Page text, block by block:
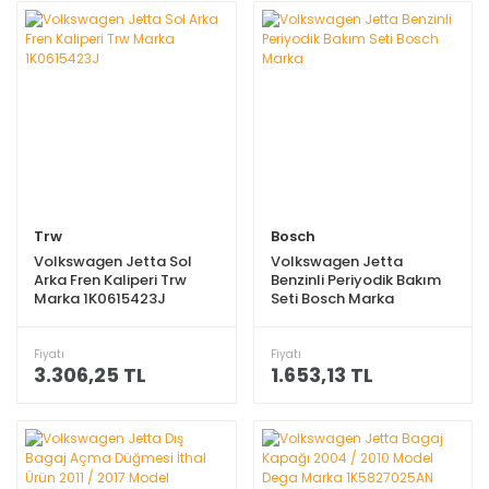
Trw
Volkswagen Jetta Sol
Arka Fren Kaliperi Trw
Marka 1K0615423J
Fiyatı
3.306,25 TL
Bosch
Volkswagen Jetta
Benzinli Periyodik Bakım
Seti Bosch Marka
Fiyatı
1.653,13 TL